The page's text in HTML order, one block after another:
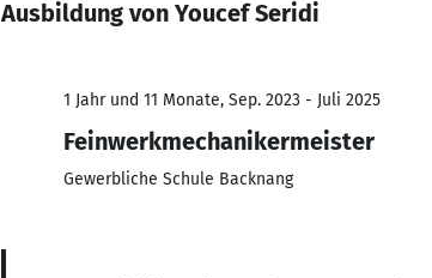
Ausbildung von Youcef Seridi
1 Jahr und 11 Monate, Sep. 2023 - Juli 2025
Feinwerkmechanikermeister
Gewerbliche Schule Backnang